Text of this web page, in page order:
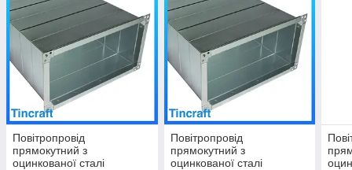
Повітропровід
прямокутний з
оцинкованої сталі
Повітропровід
прямокутний з
оцинкованої сталі